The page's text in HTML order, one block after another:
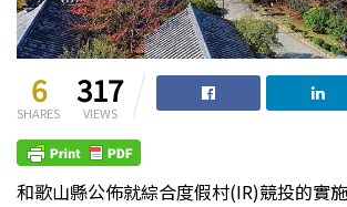
6
SHARES
317
VIEWS
和歌山縣公佈就綜合度假村(IR)競投的實